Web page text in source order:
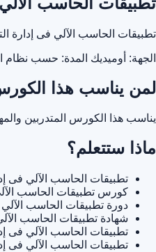
تطبيقات الحاسب الآلي فى إدارة
الجهة: أوميديك المدة: حسب نظام
لمن يناسب هذا
يناسب هذا الكورس المتدربين
ماذا ستتعلم؟
تطبيقات الحاسب الآلي فى
كورس تطبيقات الحاسب
دورة تطبيقات الحاسب الآلي
شهادة تطبيقات الحاسب
تطبيقات الحاسب الآلي فى
تطبيقات الحاسب الآلي فى